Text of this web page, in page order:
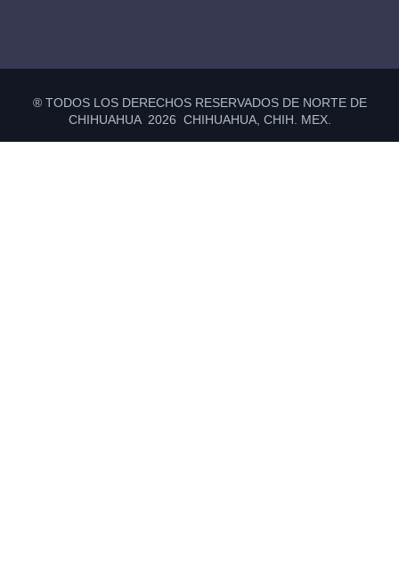
® TODOS LOS DERECHOS RESERVADOS DE NORTE DE
CHIHUAHUA 2026 CHIHUAHUA, CHIH. MEX.